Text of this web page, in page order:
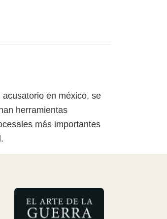
en méxico, se
herramientas
más importantes